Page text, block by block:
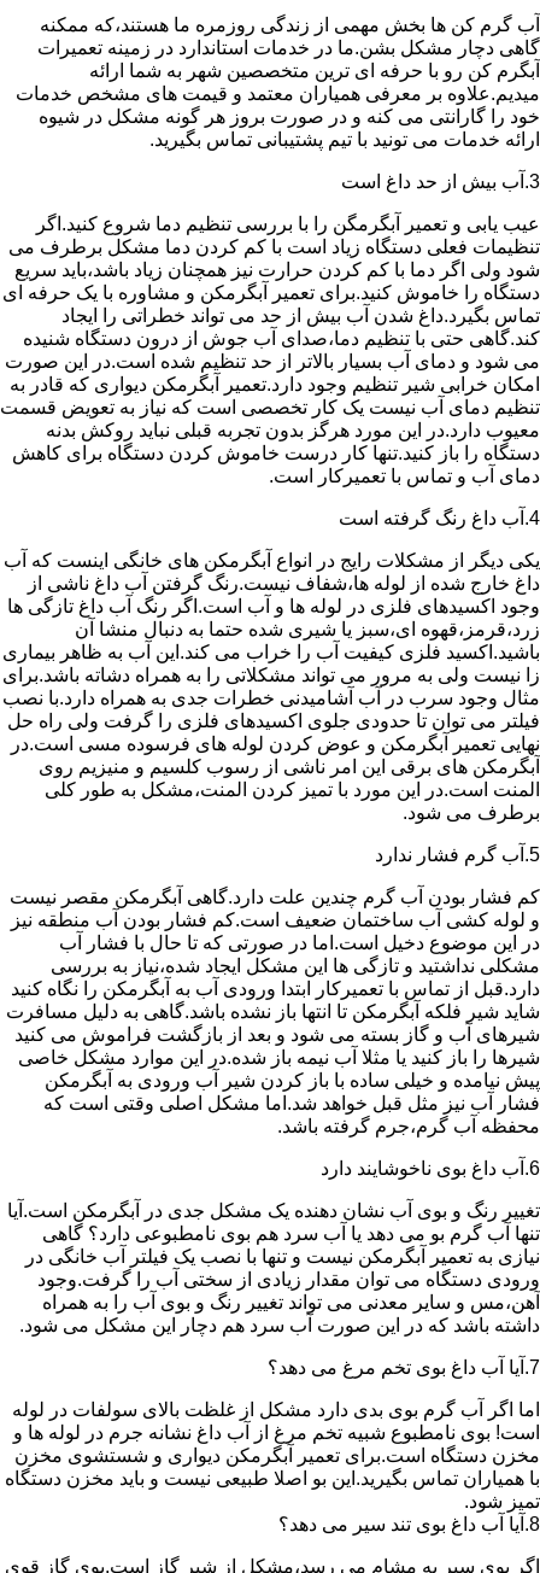
آب گرم کن ها بخش مهمی از زندگی روزمره ما هستند،که ممکنه
گاهی دچار مشکل بشن.ما در خدمات استاندارد در زمینه تعمیرات
آبگرم کن رو با حرفه ای ترین متخصصین شهر به شما ارائه
میدیم.علاوه بر معرفی همیاران معتمد و قیمت های مشخص خدمات
خود را گارانتی می کنه و در صورت بروز هر گونه مشکل در شیوه
ارائه خدمات می تونید با تیم پشتیبانی تماس بگیرید.
3.آب بیش از حد داغ است
عیب یابی و تعمیر آبگرمگن را با بررسی تنظیم دما شروع کنید.اگر
تنظیمات فعلی دستگاه زیاد است با کم کردن دما مشکل برطرف می
شود ولی اگر دما با کم کردن حرارت نیز همچنان زیاد باشد،باید سریع
دستگاه را خاموش کنید.برای تعمیر آبگرمکن و مشاوره با یک حرفه ای
تماس بگیرد.داغ شدن آب بیش از حد می تواند خطراتی را ایجاد
کند.گاهی حتی با تنظیم دما،صدای آب جوش از درون دستگاه شنیده
می شود و دمای آب بسیار بالاتر از حد تنظیم شده است.در این صورت
امکان خرابی شیر تنظیم وجود دارد.تعمیر آبگرمکن دیواری که قادر به
تنظیم دمای آب نیست یک کار تخصصی است که نیاز به تعویض قسمت
معیوب دارد.در این مورد هرگز بدون تجربه قبلی نباید روکش بدنه
دستگاه را باز کنید.تنها کار درست خاموش کردن دستگاه برای کاهش
دمای آب و تماس با تعمیرکار است.
4.آب داغ رنگ گرفته است
یکی دیگر از مشکلات رایج در انواع آبگرمکن های خانگی اینست که آب
داغ خارج شده از لوله ها،شفاف نیست.رنگ گرفتن آب داغ ناشی از
وجود اکسیدهای فلزی در لوله ها و آب است.اگر رنگ آب داغ تازگی ها
زرد،قرمز،قهوه ای،سبز یا شیری شده حتما به دنبال منشا آن
باشید.اکسید فلزی کیفیت آب را خراب می کند.این آب به ظاهر بیماری
زا نیست ولی به مرور می تواند مشکلاتی را به همراه دشاته باشد.برای
مثال وجود سرب در آب آشامیدنی خطرات جدی به همراه دارد.با نصب
فیلتر می توان تا حدودی جلوی اکسیدهای فلزی را گرفت ولی راه حل
نهایی تعمیر آبگرمکن و عوض کردن لوله های فرسوده مسی است.در
آبگرمکن های برقی این امر ناشی از رسوب کلسیم و منیزیم روی
المنت است.در این مورد با تمیز کردن المنت،مشکل به طور کلی
برطرف می شود.
5.آب گرم فشار ندارد
کم فشار بودن آب گرم چندین علت دارد.گاهی آبگرمکن مقصر نیست
و لوله کشی آب ساختمان ضعیف است.کم فشار بودن آب منطقه نیز
در این موضوع دخیل است.اما در صورتی که تا حال با فشار آب
مشکلی نداشتید و تازگی ها این مشکل ایجاد شده،نیاز به بررسی
دارد.قبل از تماس با تعمیرکار ابتدا ورودی آب به آبگرمکن را نگاه کنید
شاید شیر فلکه آبگرمکن تا انتها باز نشده باشد.گاهی به دلیل مسافرت
شیرهای آب و گاز بسته می شود و بعد از بازگشت فراموش می کنید
شیرها را باز کنید یا مثلا آب نیمه باز شده.در این موارد مشکل خاصی
پیش نیامده و خیلی ساده با باز کردن شیر آب ورودی به آبگرمکن
فشار آب نیز مثل قبل خواهد شد.اما مشکل اصلی وقتی است که
محفظه آب گرم،جرم گرفته باشد.
6.آب داغ بوی ناخوشایند دارد
تغییر رنگ و بوی آب نشان دهنده یک مشکل جدی در آبگرمکن است.آیا
تنها آب گرم بو می دهد یا آب سرد هم بوی نامطبوعی دارد؟ گاهی
نیازی به تعمیر آبگرمکن نیست و تنها با نصب یک فیلتر آب خانگی در
ورودی دستگاه می توان مقدار زیادی از سختی آب را گرفت.وجود
آهن،مس و سایر معدنی می تواند تغییر رنگ و بوی آب را به همراه
داشته باشد که در این صورت آب سرد هم دچار این مشکل می شود.
7.آیا آب داغ بوی تخم مرغ می دهد؟
اما اگر آب گرم بوی بدی دارد مشکل از غلظت بالای سولفات در لوله
است! بوی نامطبوع شبیه تخم مرغ از آب داغ نشانه جرم در لوله ها و
مخزن دستگاه است.برای تعمیر آبگرمکن دیواری و شستشوی مخزن
با همیاران تماس بگیرید.این بو اصلا طبیعی نیست و باید مخزن دستگاه
تمیز شود.
8.آیا آب داغ بوی تند سیر می دهد؟
اگر بوی سیر به مشام می رسد،مشکل از شیر گاز است.بوی گاز قوی